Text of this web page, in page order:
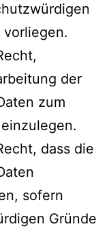
der
zum
dass die
sofern
Gründe